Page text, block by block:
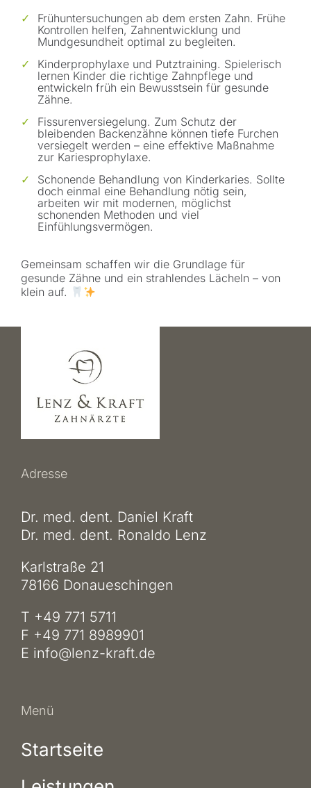
Frühuntersuchungen ab dem ersten Zahn. Frühe
Kontrollen helfen, Zahnentwicklung und
Mundgesundheit optimal zu begleiten.
Kinderprophylaxe und Putztraining. Spielerisch
lernen Kinder die richtige Zahnpflege und
entwickeln früh ein Bewusstsein für gesunde
Zähne.
Fissurenversiegelung. Zum Schutz der
bleibenden Backenzähne können tiefe Furchen
versiegelt werden – eine effektive Maßnahme
zur Kariesprophylaxe.
Schonende Behandlung von Kinderkaries. Sollte
doch einmal eine Behandlung nötig sein,
arbeiten wir mit modernen, möglichst
schonenden Methoden und viel
Einfühlungsvermögen.
Gemeinsam schaffen wir die Grundlage für
gesunde Zähne und ein strahlendes Lächeln – von
klein auf.
Adresse
Dr. med. dent. Daniel Kraft
Dr. med. dent. Ronaldo Lenz
Karlstraße 21
78166 Donaueschingen
T +49 771 5711
F +49 771 8989901
E info@lenz-kraft.de
Menü
Startseite